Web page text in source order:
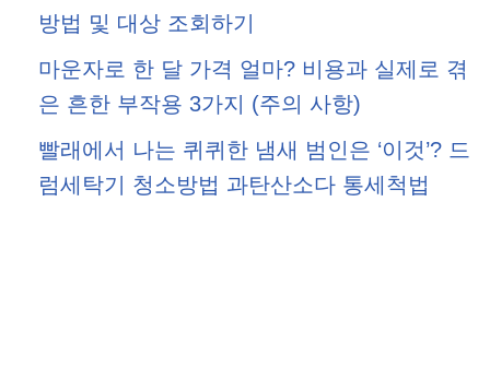
방법 및 대상 조회하기
마운자로 한 달 가격 얼마? 비용과 실제로 겪
은 흔한 부작용 3가지 (주의 사항)
빨래에서 나는 퀴퀴한 냄새 범인은 ‘이것’? 드
럼세탁기 청소방법 과탄산소다 통세척법